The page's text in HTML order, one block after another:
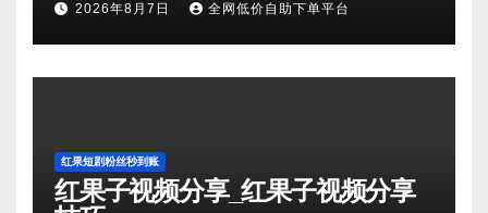
2026年8月7日 全网低价自助下单平台
红果短剧粉丝秒到账
红果子视频分享_红果子视频分享